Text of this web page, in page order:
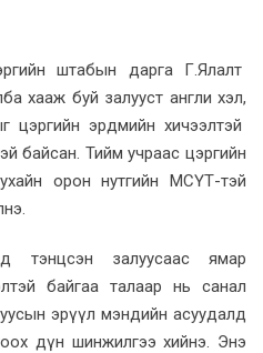
штабын дарга Г.Ялалт
хааж буй залууст англи хэл,
цэргийн эрдмийн хичээлтэй
байсан. Тийм учраас цэргийн
орон нутгийн МСҮТ-тэй
тэнцсэн залуусаас ямар
байгаа талаар нь санал
эрүүл мэндийн асуудалд
дүн шинжилгээ хийнэ. Энэ